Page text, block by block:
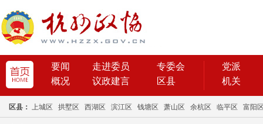
要闻 走进委员
专委会
概况
议政建言 区县
党派
机关
区县： 上城区 拱墅区 西湖区 滨江区 钱塘区 萧山区 余杭区 临平区 富阳